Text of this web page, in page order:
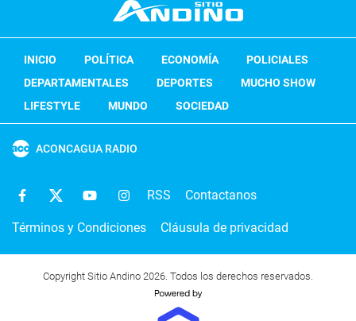
INICIO POLÍTICA ECONOMÍA
POLICIALES
DEPARTAMENTALES
DEPORTES
MUCHO SHOW
LIFESTYLE
MUNDO SOCIEDAD
ACONCAGUA RADIO
RSS Contactanos
Términos y Condiciones Cláusula de privacidad
Copyright Sitio Andino 2026. Todos los derechos reservados.